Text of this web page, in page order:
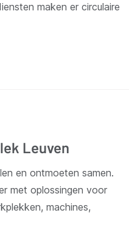
maken er circulaire
Leuven
en ontmoeten samen.
met oplossingen voor
machines,